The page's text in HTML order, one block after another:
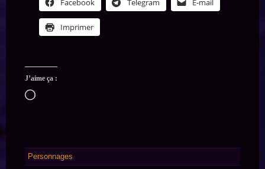
Facebook Telegram E-mail
Imprimer
J’aime ça :
Chargement…
Personnages